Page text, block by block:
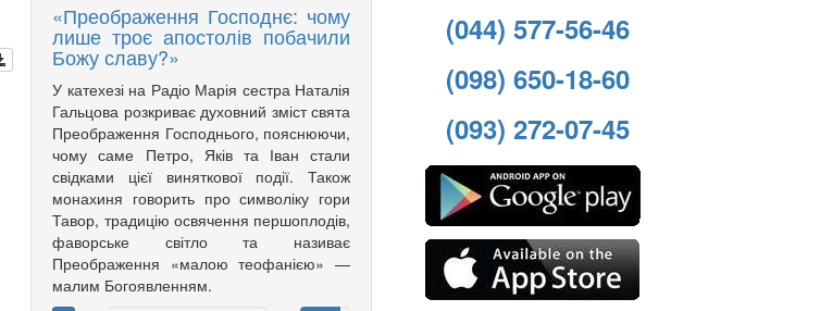
«Преображення Господнє: чому
лише троє апостолів побачили
Божу славу?»
У катехезі на Радіо Марія сестра Наталія
Гальцова розкриває духовний зміст свята
Преображення Господнього, пояснюючи,
чому саме Петро, Яків та Іван стали
свідками цієї виняткової події. Також
монахиня говорить про символіку гори
Тавор, традицію освячення першоплодів,
фаворське світло та називає
Преображення «малою теофанією» —
малим Богоявленням.
(044) 577-56-46
(098) 650-18-60
(093) 272-07-45